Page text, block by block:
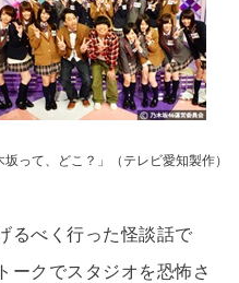
坂って、どこ？」（テレビ愛知製作）
るべく行った怪談話で
ークでスタジオを恐怖さ